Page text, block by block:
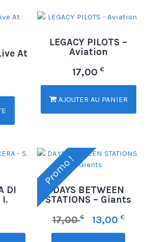
At
LEGACY PILOTS –
Aviation
17,00€
AJOUTER AU PANIER
DI
I.
Promo !
DAYS BETWEEN
STATIONS – Giants
17,00€ 13,00 €